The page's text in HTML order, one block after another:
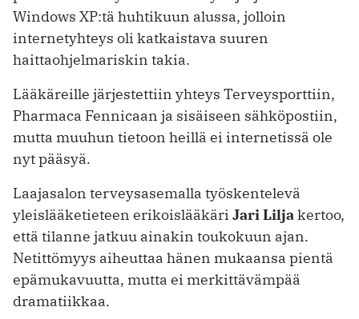
Windows XP:tä huhtikuun alussa, jolloin
internetyhteys oli katkaistava suuren
haittaohjelmariskin takia.
Lääkäreille järjestettiin yhteys Terveysporttiin,
Pharmaca Fennicaan ja sisäiseen sähköpostiin,
mutta muuhun tietoon heillä ei internetissä ole
nyt pääsyä.
Laajasalon terveysasemalla työskentelevä
yleislääketieteen erikoislääkäri Jari Liljakertoo,
että tilanne jatkuu ainakin toukokuun ajan.
Netittömyys aiheuttaa hänen mukaansa pientä
epämukavuutta, mutta ei merkittävämpää
dramatiikkaa.